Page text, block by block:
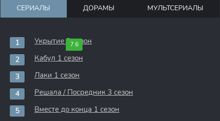
СЕРИАЛЫ ДОРАМЫ МУЛЬТСЕРИАЛЫ
7.6
Укрытие 3 сезон
Кабул 1 сезон
Лаки 1 сезон
Решала / Посредник 3 сезон
Вместе до конца 1 сезон